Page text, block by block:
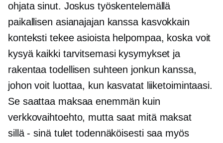
ohjata sinut. Joskus työskentelemällä
paikallisen asianajajan kanssa kasvokkain
konteksti tekee asioista helpompaa, koska voit
kysyä kaikki tarvitsemasi kysymykset ja
rakentaa todellisen suhteen jonkun kanssa,
johon voit luottaa, kun kasvatat liiketoimintaasi.
Se saattaa maksaa enemmän kuin
verkkovaihtoehto, mutta saat mitä maksat
sillä - sinä tulet todennäköisesti saa myös